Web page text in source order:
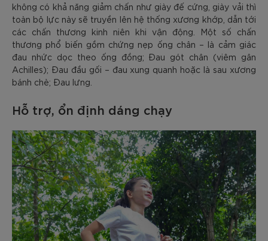
không có khả năng giảm chấn như giày đế cứng, giày vải thì
toàn bộ lực này sẽ truyền lên hệ thống xương khớp, dẫn tới
các chấn thương kinh niên khi vận động. Một số chấn
thương phổ biến gồm chứng nẹp ống chân – là cảm giác
đau nhức dọc theo ống đồng; Đau gót chân (viêm gân
Achilles); Đau đầu gối – đau xung quanh hoặc là sau xương
bánh chè; Đau lưng.
Hỗ trợ, ổn định dáng chạy